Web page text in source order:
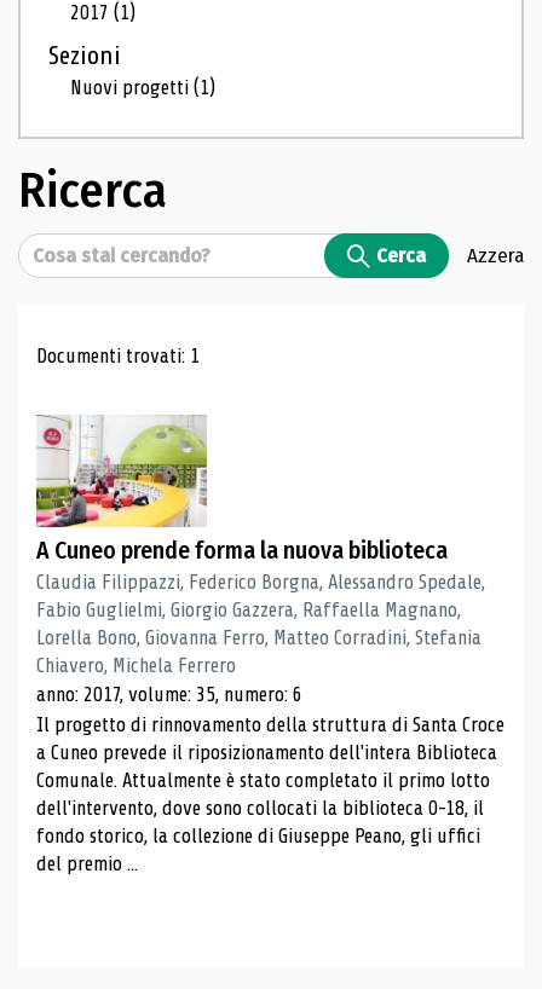
2017(1)
Sezioni
Nuovi progetti(1)
Ricerca
Cerca Cerca Azzera
Risultati di ricerca
Documenti trovati: 1
A Cuneo prende forma la nuova biblioteca
Claudia Filippazzi, Federico Borgna, Alessandro Spedale,
Fabio Guglielmi, Giorgio Gazzera, Raffaella Magnano,
Lorella Bono, Giovanna Ferro, Matteo Corradini, Stefania
Chiavero, Michela Ferrero
anno: 2017, volume: 35, numero: 6
Il progetto di rinnovamento della struttura di Santa Croce
a Cuneo prevede il riposizionamento dell'intera Biblioteca
Comunale. Attualmente è stato completato il primo lotto
dell'intervento, dove sono collocati la biblioteca 0-18, il
fondo storico, la collezione di Giuseppe Peano, gli uffici
del premio ...